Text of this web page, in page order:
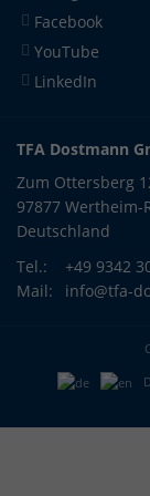
Facebook
YouTube
LinkedIn
TFA Dostmann
Zum Ottersberg
97877 Wertheim-
Deutschland
Tel.:
+49 9342
Mail:
info@tfa-